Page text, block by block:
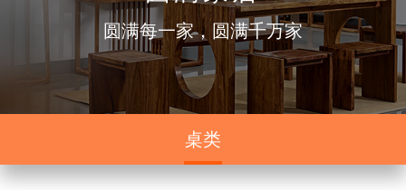
圆满每一家，圆满千万家
桌类